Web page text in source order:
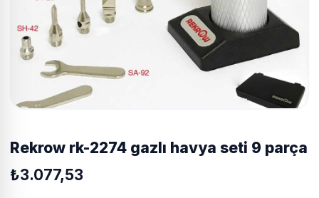
rekrow rk-2274 gazlı havya seti 9 parça
₺3.077,53